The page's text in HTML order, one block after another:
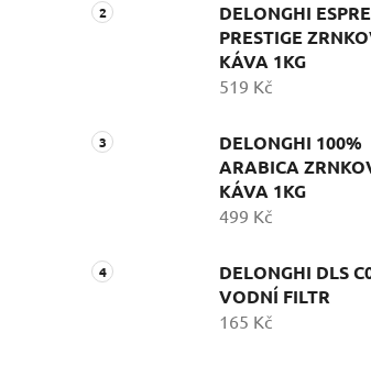
DELONGHI
PRESTIGE
KÁVA 1KG
519 Kč
DELONGHI 100%
ARABICA
KÁVA 1KG
499 Kč
DELONGHI DLS
VODNÍ FILTR
165 Kč